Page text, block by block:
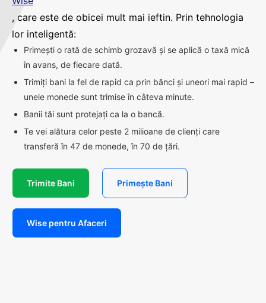
, care este de obicei mult mai ieftin. Prin tehnologia
lor inteligentă:
Primești o rată de schimb grozavă și se aplică o taxă mică
în avans, de fiecare dată.
Trimiți bani la fel de rapid ca prin bănci și uneori mai rapid –
unele monede sunt trimise în câteva minute.
Banii tăi sunt protejați ca la o bancă.
Te vei alătura celor peste 2 milioane de clienți care
transferă în 47 de monede, în 70 de țări.
Trimite Bani Primește Bani
Wise pentru Afaceri